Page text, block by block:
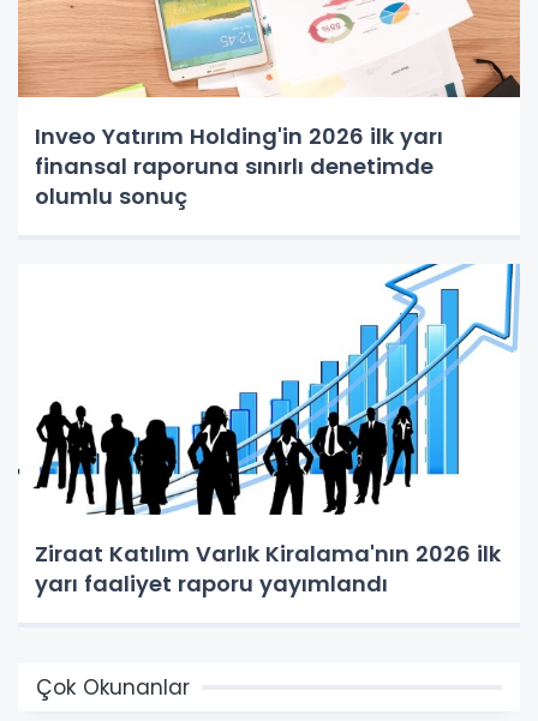
Inveo Yatırım Holding'in 2026 ilk yarı
finansal raporuna sınırlı denetimde
olumlu sonuç
Ziraat Katılım Varlık Kiralama'nın 2026 ilk
yarı faaliyet raporu yayımlandı
Çok Okunanlar